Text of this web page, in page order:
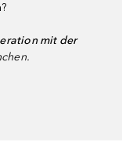
mit der